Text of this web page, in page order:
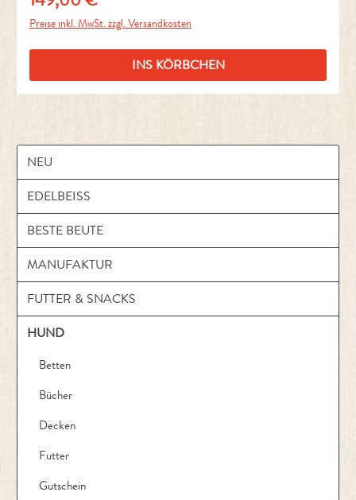
Preise inkl. MwSt. zzgl. Versandkosten
INS KÖRBCHEN
NEU
EDELBEISS
BESTE BEUTE
MANUFAKTUR
FUTTER & SNACKS
HUND
Betten
Bücher
Decken
Futter
Gutschein